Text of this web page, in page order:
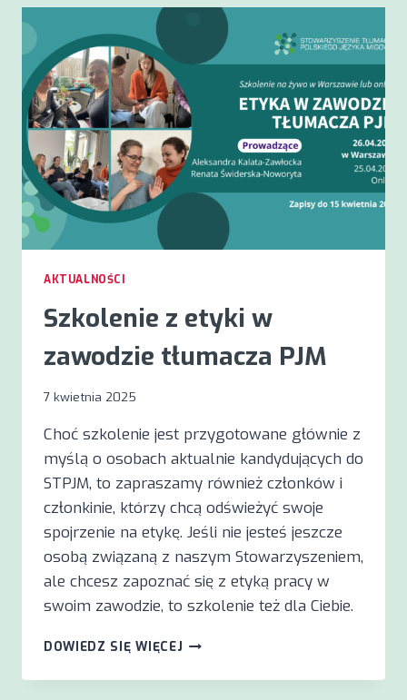
TŁUMACZY
TŁUMACZEK
PJM
AKTUALNOŚCI
Szkolenie z etyki w
zawodzie tłumacza PJM
7 kwietnia 2025
Choć szkolenie jest przygotowane głównie z
myślą o osobach aktualnie kandydujących do
STPJM, to zapraszamy również członków i
członkinie, którzy chcą odświeżyć swoje
spojrzenie na etykę. Jeśli nie jesteś jeszcze
osobą związaną z naszym Stowarzyszeniem,
ale chcesz zapoznać się z etyką pracy w
swoim zawodzie, to szkolenie też dla Ciebie.
DOWIEDZ SIĘ WIĘCEJ SZKOLENIE
ETYKI